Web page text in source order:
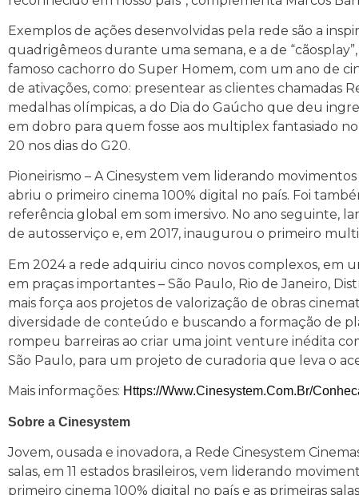
Exemplos de ações desenvolvidas pela rede são a
quadrigêmeos durante uma semana, e a de
famoso cachorro do Super Homem, com um ano de
de ativações, como: presentear as clientes chamadas
medalhas olímpicas, a do Dia do Gaúcho que deu
em dobro para quem fosse aos multiplex fantasiado
20 nos dias do G20.
Pioneirismo – A Cinesystem vem liderando
abriu o primeiro cinema 100% digital no país. Foi
referência global em som imersivo. No ano seguinte,
de autosserviço e, em 2017, inaugurou o primeiro
Em 2024 a rede adquiriu cinco novos complexos, em
em praças importantes – São Paulo, Rio de Janeiro,
mais força aos projetos de valorização de obras
diversidade de conteúdo e buscando a formação de
rompeu barreiras ao criar uma joint venture inédita
São Paulo, para um projeto de curadoria que leva o
Mais informações: Https://www.cinesystem.com.br/
Sobre a Cinesystem
Jovem, ousada e inovadora, a Rede Cinesystem
salas, em 11 estados brasileiros, vem liderando
primeiro cinema 100% digital no país e as primeiras